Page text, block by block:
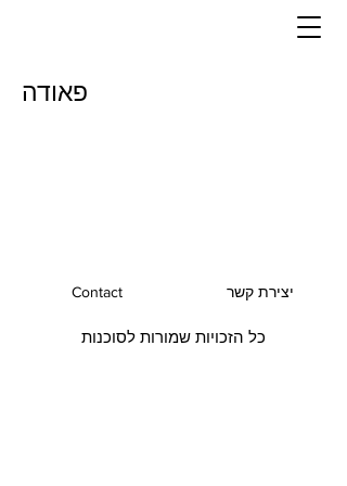
פאודה
Contact יצירת קשר
כל הזכויות שמורות לסוכנות